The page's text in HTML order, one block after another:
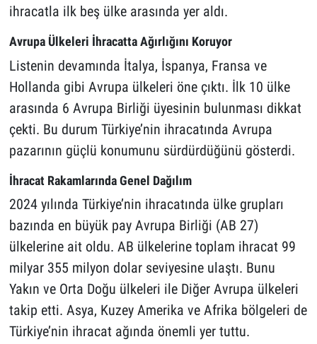
ihracatla ilk beş ülke arasında yer aldı.
Avrupa Ülkeleri İhracatta Ağırlığını Koruyor
Listenin devamında İtalya, İspanya, Fransa ve
Hollanda gibi Avrupa ülkeleri öne çıktı. İlk 10 ülke
arasında 6 Avrupa Birliği üyesinin bulunması dikkat
çekti. Bu durum Türkiye’nin ihracatında Avrupa
pazarının güçlü konumunu sürdürdüğünü gösterdi.
İhracat Rakamlarında Genel Dağılım
2024 yılında Türkiye’nin ihracatında ülke grupları
bazında en büyük pay Avrupa Birliği (AB 27)
ülkelerine ait oldu. AB ülkelerine toplam ihracat 99
milyar 355 milyon dolar seviyesine ulaştı. Bunu
Yakın ve Orta Doğu ülkeleri ile Diğer Avrupa ülkeleri
takip etti. Asya, Kuzey Amerika ve Afrika bölgeleri de
Türkiye’nin ihracat ağında önemli yer tuttu.